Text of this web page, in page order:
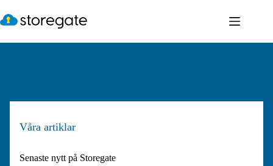
till
innehåll
Våra artiklar
Senaste nytt på Storegate